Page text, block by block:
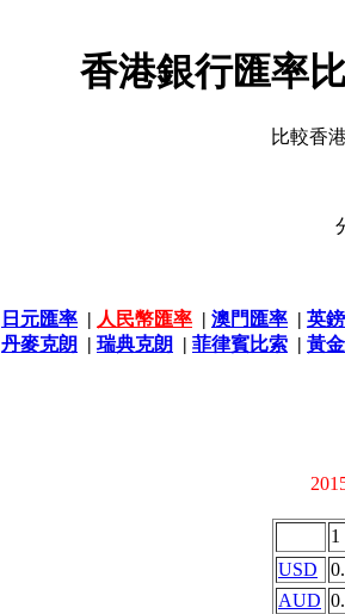
香港銀行匯率
比較香
日元匯率 | 人民幣匯率 | 澳門匯率 | 英
丹麥克朗 | 瑞典克朗 | 菲律賓比索 | 黃
1
USD
AUD